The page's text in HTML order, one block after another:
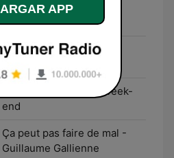
Giv Anquetil, Antoine
Chao, Charlotte Perry
La preuve par z - Jean-
Le journal de 18h du week-
end
Ça peut pas faire de mal -
Guillaume Gallienne
APP